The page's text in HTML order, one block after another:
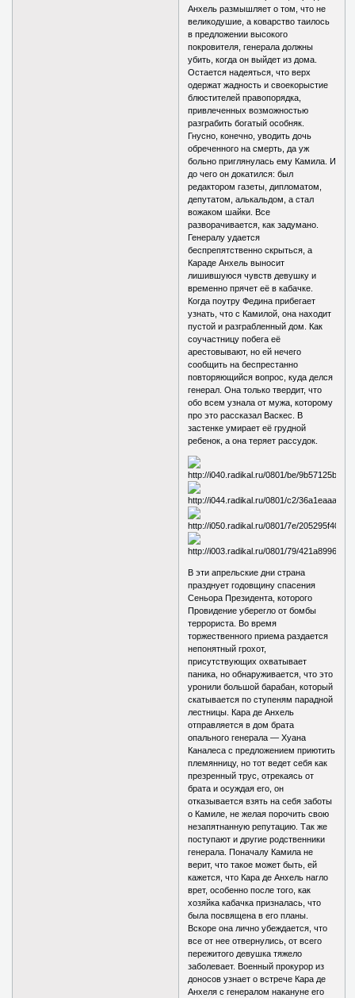
Анхель размышляет о том, что не
великодушие, а коварство таилось
в предложении высокого
покровителя, генерала должны
убить, когда он выйдет из дома.
Остается надеяться, что верх
одержат жадность и своекорыстие
блюстителей правопорядка,
привлеченных возможностью
разграбить богатый особняк.
Гнусно, конечно, уводить дочь
обреченного на смерть, да уж
больно приглянулась ему Камила. И
до чего он докатился: был
редактором газеты, дипломатом,
депутатом, алькальдом, а стал
вожаком шайки. Все
разворачивается, как задумано.
Генералу удается
беспрепятственно скрыться, а
Караде Анхель выносит
лишившуюся чувств девушку и
временно прячет её в кабачке.
Когда поутру Федина прибегает
узнать, что с Камилой, она находит
пустой и разграбленный дом. Как
соучастницу побега её
арестовывают, но ей нечего
сообщить на беспрестанно
повторяющийся вопрос, куда делся
генерал. Она только твердит, что
обо всем узнала от мужа, которому
про это рассказал Васкес. В
застенке умирает её грудной
ребенок, а она теряет рассудок.
В эти апрельские дни страна
празднует годовщину спасения
Сеньора Президента, которого
Провидение уберегло от бомбы
террориста. Во время
торжественного приема раздается
непонятный грохот,
присутствующих охватывает
паника, но обнаруживается, что это
уронили большой барабан, который
скатывается по ступеням парадной
лестницы. Кара де Анхель
отправляется в дом брата
опального генерала — Хуана
Каналеса с предложением приютить
племянницу, но тот ведет себя как
презренный трус, отрекаясь от
брата и осуждая его, он
отказывается взять на себя заботы
о Камиле, не желая порочить свою
незапятнанную репутацию. Так же
поступают и другие родственники
генерала. Поначалу Камила не
верит, что такое может быть, ей
кажется, что Кара де Анхель нагло
врет, особенно после того, как
хозяйка кабачка призналась, что
была посвящена в его планы.
Вскоре она лично убеждается, что
все от нее отвернулись, от всего
пережитого девушка тяжело
заболевает. Военный прокурор из
доносов узнает о встрече Кара де
Анхеля с генералом накануне его